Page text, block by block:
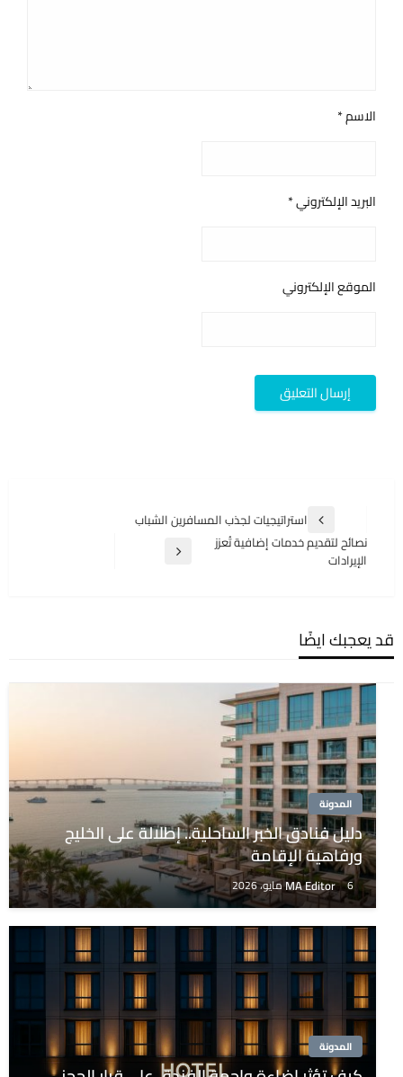
الاسم*
البريد الإلكتروني*
الموقع الإلكتروني
المقالات
المقالة
السابقة
استراتيجيات لجذب المسافرين الشباب
المقالة
نصائح لتقديم خدمات إضافية تُعزز
الإيرادات
قد يعجبك ايضًا
المدونة
دليل فنادق الخبر الساحلية.. إطلالة على الخليج
ورفاهية الإقامة
MA Editor 6 مايو، 2026
المدونة